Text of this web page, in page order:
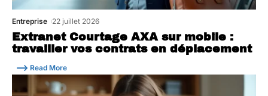
Extranet Courtage AXA sur mobile :
travailler vos contrats en déplacement
Entreprise 22 juillet 2026
Read More